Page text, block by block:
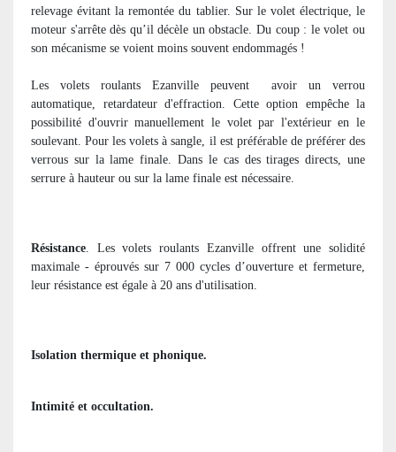
relevage évitant la remontée du tablier. Sur le volet électrique, le
moteur s'arrête dès qu’il décèle un obstacle. Du coup : le volet ou
son mécanisme se voient moins souvent endommagés !
Les volets roulants Ezanville peuvent
avoir un verrou
automatique, retardateur d'effraction. Cette option empêche la
possibilité d'ouvrir manuellement le volet par l'extérieur en le
soulevant. Pour les volets à sangle, il est préférable de préférer des
verrous sur la lame finale. Dans le cas des tirages directs, une
serrure à hauteur ou sur la lame finale est nécessaire.
Résistance . Les volets roulants Ezanville offrent une solidité
maximale - éprouvés sur 7 000 cycles d’ouverture et fermeture,
leur résistance est égale à 20 ans d'utilisation.
Isolation thermique et phonique.
Intimité et occultation.